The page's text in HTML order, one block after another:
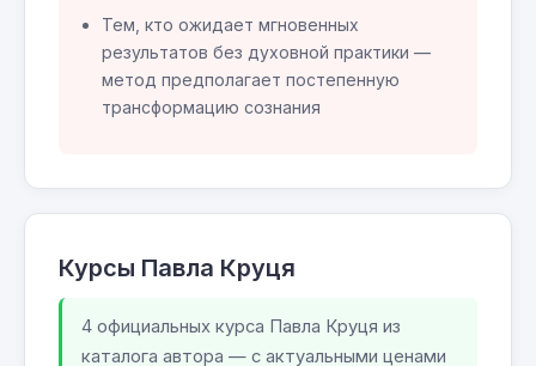
Тем, кто ожидает мгновенных
результатов без духовной практики —
метод предполагает постепенную
трансформацию сознания
Курсы Павла Круця
4 официальных курса Павла Круця из
каталога автора — с актуальными ценами